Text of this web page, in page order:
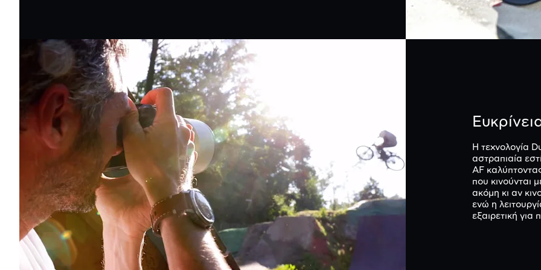
Η τεχνολογία
αστραπιαία
AF
που κινούνται
ακόμη κι αν
ενώ η
εξαιρετική για